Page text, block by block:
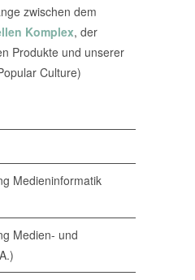
zwischen dem
Komplex, der
Produkte und unserer
Culture)
Medieninformatik
Medien- und